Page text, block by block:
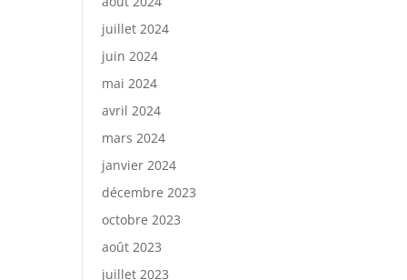
juillet 2024
juin 2024
mai 2024
avril 2024
mars 2024
janvier 2024
décembre 2023
octobre 2023
août 2023
juillet 2023